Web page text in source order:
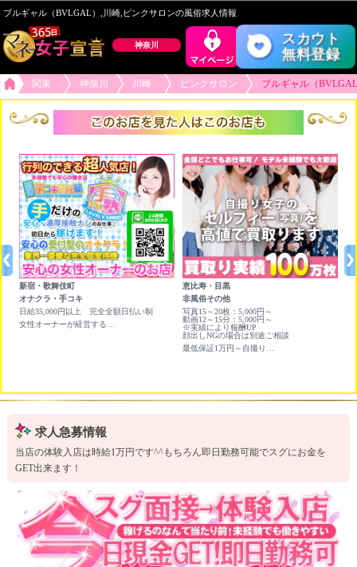
ブルギャル（BVLGAL）,川崎,ピンクサロンの風俗求人情報
神奈川 スカウト
無料登録
関東 神奈川 川崎 ピンクサロン ブルギャル（
新宿・歌舞伎町
オナクラ・手コキ
日給35,000円以上 完全全額日払い制
恵比寿・目黒
非風俗その他
写真15～20枚：5,000円～
動画12～15分：5,000円～
※実績により報酬UP
顔出しNGの場合は別途ご相談
求人急募情報
当店の体験入店は時給1万円です^^もちろん即日勤務可能でスグにお金を
GET出来ます！